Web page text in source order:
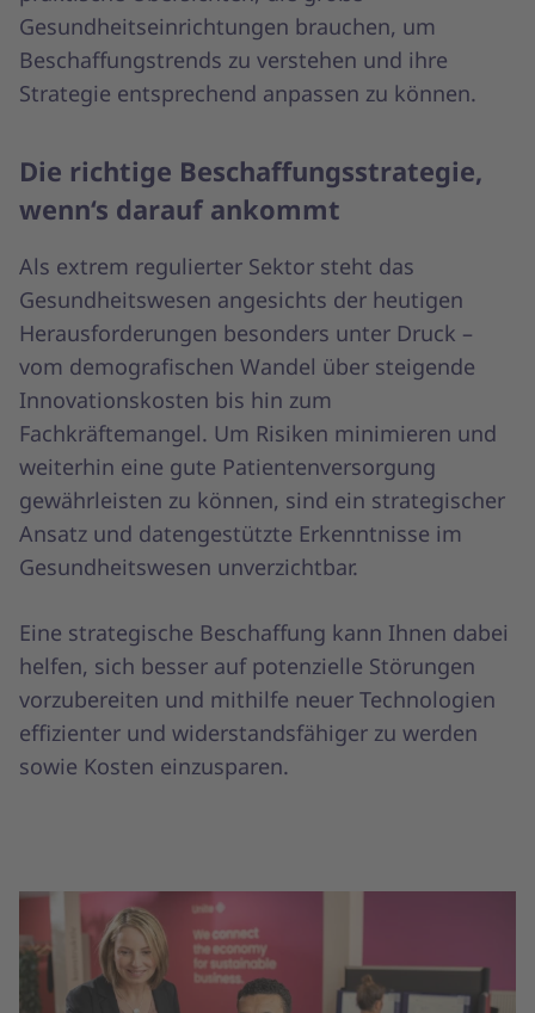
Gesundheitseinrichtungen brauchen, um
Beschaffungstrends zu verstehen und ihre
Strategie entsprechend anpassen zu können.
Die richtige Beschaffungsstrategie,
wenn‘s darauf ankommt
Als extrem regulierter Sektor steht das
Gesundheitswesen angesichts der heutigen
Herausforderungen besonders unter Druck –
vom demografischen Wandel über steigende
Innovationskosten bis hin zum
Fachkräftemangel. Um Risiken minimieren und
weiterhin eine gute Patientenversorgung
gewährleisten zu können, sind ein strategischer
Ansatz und datengestützte Erkenntnisse im
Gesundheitswesen unverzichtbar.
Eine strategische Beschaffung kann Ihnen dabei
helfen, sich besser auf potenzielle Störungen
vorzubereiten und mithilfe neuer Technologien
effizienter und widerstandsfähiger zu werden
sowie Kosten einzusparen.